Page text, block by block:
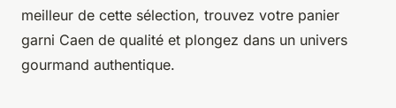
meilleur de cette sélection, trouvez votre panier
garni Caen de qualité et plongez dans un univers
gourmand authentique.